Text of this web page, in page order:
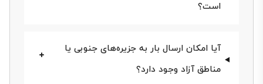
است تا پیمانکاران برای مدیریت ریسک مالی، هر روز
برای همین هدف نوشته شده است:‌ فراهم‌کردن یک تصویر
شفاف از جریان قیمت تیرآهن در بازار روز ایران، نمایش
است؟
آیا امکان ارسال بار به جزیره‌های جنوبی یا
مناطق آزاد وجود دارد؟